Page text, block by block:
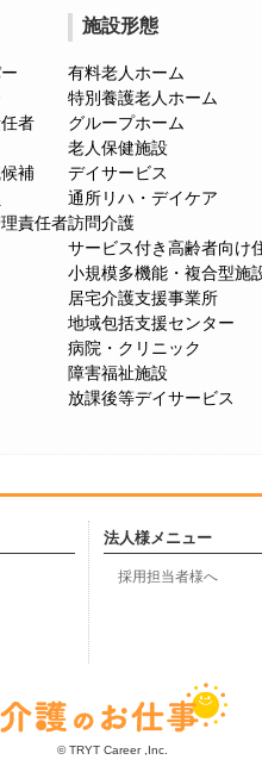
者
補
責任者
施設形態
有料老人ホーム
特別養護老人ホーム
グループホーム
老人保健施設
デイサービス
通所リハ・デイケア
訪問介護
サービス付き高齢者向け
小規模多機能・複合型施
居宅介護支援事業所
地域包括支援センター
病院・クリニック
障害福祉施設
放課後等デイサービス
法人様メニュー
採用担当者様へ
© TRYT Career ,Inc.